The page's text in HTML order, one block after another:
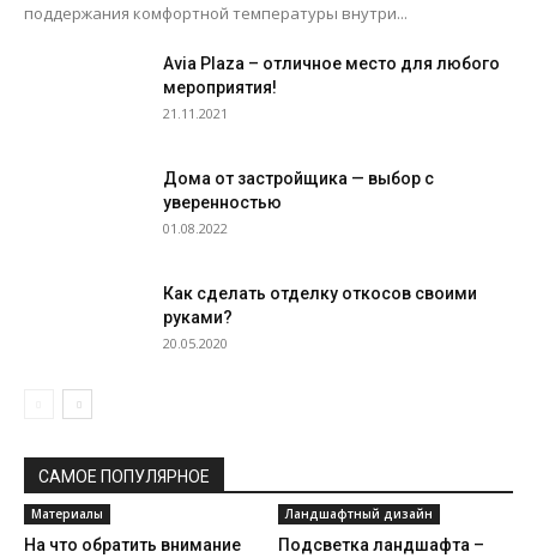
поддержания комфортной температуры внутри...
Avia Plaza – отличное место для любого
мероприятия!
21.11.2021
Дома от застройщика — выбор с
уверенностью
01.08.2022
Как сделать отделку откосов своими
руками?
20.05.2020
САМОЕ ПОПУЛЯРНОЕ
Материалы
На что обратить внимание
Ландшафтный дизайн
Подсветка ландшафта –